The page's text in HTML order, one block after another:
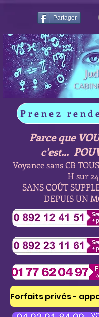
Partager
Prenez
Parce que
c'est...
Voyance sans CB
H sur 24
SANS COÛT
DEPUIS UN